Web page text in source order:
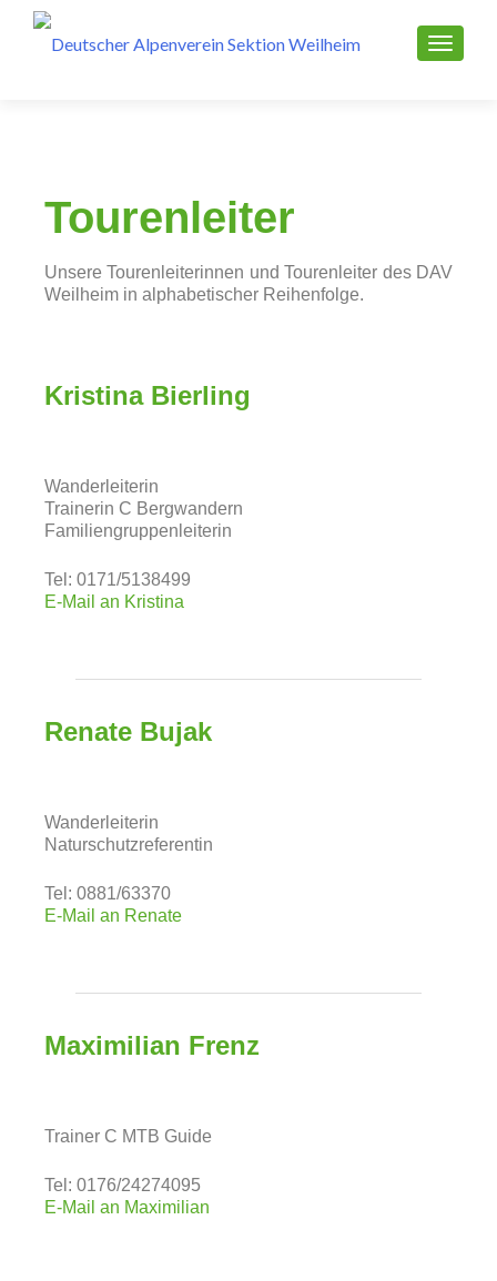
Tourenleiter
Unsere Tourenleiterinnen und Tourenleiter des DAV
Weilheim in alphabetischer Reihenfolge.
Kristina Bierling
Wanderleiterin
Trainerin C Bergwandern
Familiengruppenleiterin
Tel: 0171/5138499
E-Mail an Kristina
Renate Bujak
Wanderleiterin
Naturschutzreferentin
Tel: 0881/63370
E-Mail an Renate
Maximilian Frenz
Trainer C MTB Guide
Tel: 0176/24274095
E-Mail an Maximilian